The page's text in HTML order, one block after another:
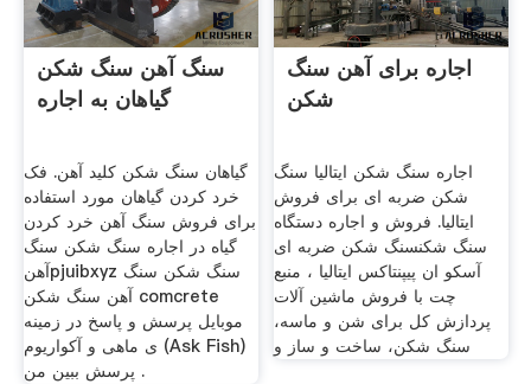
سنگ آهن سنگ شکن
گیاهان به اجاره
گیاهان سنگ شکن کلید آهن. فک
خرد کردن گیاهان مورد استفاده
برای فروش سنگ آهن خرد کردن
گیاه در اجاره سنگ شکن سنگ
آهنpjuibxyz سنگ شکن سنگ
آهن سنگ شکن comcrete
موبایل پرسش و پاسخ در زمینه
ی ماهی و آکواریوم (Ask Fish)
پرسش ببین من .
اجاره برای آهن سنگ
شکن
اجاره سنگ شکن ایتالیا سنگ
شکن ضربه ای برای فروش
ایتالیا. فروش و اجاره دستگاه
سنگ شکنسنگ شکن ضربه ای
آسکو ان پیپنتاکس ایتالیا ، منبع
چت با فروش ماشین آلات
پردازش کل برای شن و ماسه،
سنگ شکن، ساخت و ساز و